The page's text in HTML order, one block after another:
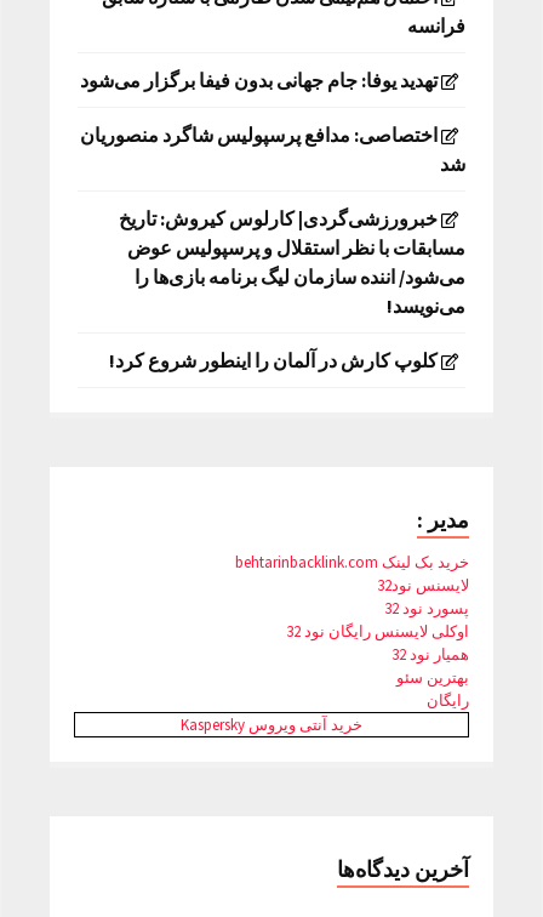
فرانسه
تهدید یوفا: جام جهانی بدون فیفا برگزار می‌شود
اختصاصی: مدافع پرسپولیس شاگرد منصوریان
شد
خبرورزشی‌گردی| کارلوس کیروش: تاریخ
مسابقات با نظر استقلال و پرسپولیس عوض
می‌شود/ اننده سازمان لیگ برنامه بازی‌ها را
می‌نویسد!
کلوپ کارش در آلمان را اینطور شروع کرد!
مدیر :
خرید بک لینک behtarinbacklink.com
لایسنس نود32
پسورد نود 32
اوکلی لایسنس رایگان نود 32
همیار نود 32
بهترین سئو
رایگان
خرید آنتی ویروس Kaspersky
آخرین دیدگاه‌ها